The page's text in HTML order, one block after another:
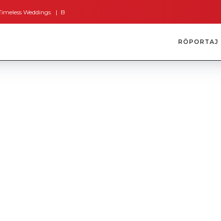
Bodrum’dan İngiltere’ye Kısa Bir Yolculuk
RÖPORTAJ